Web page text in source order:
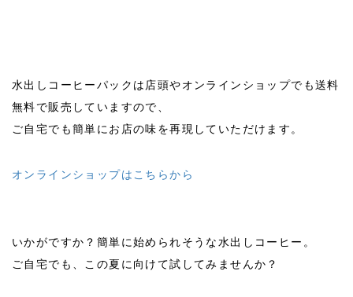
水出しコーヒーパックは店頭やオンラインショップでも送料
無料で販売していますので、
ご自宅でも簡単にお店の味を再現していただけます。
オンラインショップはこちらから
いかがですか？簡単に始められそうな水出しコーヒー。
ご自宅でも、この夏に向けて試してみませんか？